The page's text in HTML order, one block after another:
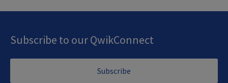
Subscribe to our QwikConnect
Subscribe